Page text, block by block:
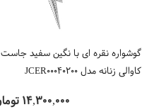
گوشواره نقره ای با نگین سفید جاست
کاوالی زنانه مدل JCER00040200
14,300,000 تومان